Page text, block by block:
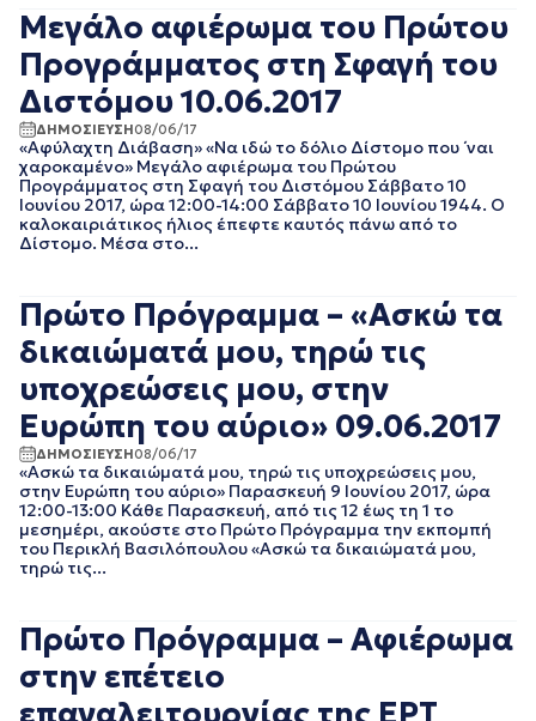
ΑΥΓΟΥΣΤΟΣ 2019
ΙΟΥΛΙΟΣ 2019
ΙΟΥΝΙΟΣ 2019
ΜΑΙΟΣ 2019
ΜΑΡΤΙΟΣ 2019
ΦΕΒΡΟΥΑΡΙΟΣ 2019
ΙΑΝΟΥΑΡΙΟΣ 2019
ΔΕΚΕΜΒΡΙΟΣ 2018
ΑΥΓΟΥΣΤΟΣ 2018
ΙΟΥΛΙΟΣ 2018
ΙΟΥΝΙΟΣ 2018
ΜΑΙΟΣ 2018
ΑΠΡΙΛΙΟΣ 2018
ΜΑΡΤΙΟΣ 2018
ΦΕΒΡΟΥΑΡΙΟΣ 2018
ΙΑΝΟΥΑΡΙΟΣ 2018
ΔΕΚΕΜΒΡΙΟΣ 2017
ΝΟΕΜΒΡΙΟΣ 2017
ΙΟΥΛΙΟΣ 2017
ΙΟΥΝΙΟΣ 2017
ΜΑΙΟΣ 2017
Μεγάλο αφιέρωμα του Πρώτου
Προγράμματος στη Σφαγή του
Διστόμου 10.06.2017
ΔΗΜΟΣΙΕΥΣΗ08/06/17
«Αφύλαχτη Διάβαση» «Να ιδώ το δόλιο Δίστομο που ΄ναι
χαροκαμένο» Μεγάλο αφιέρωμα του Πρώτου
Προγράμματος στη Σφαγή του Διστόμου Σάββατο 10
Ιουνίου 2017, ώρα 12:00-14:00 Σάββατο 10 Ιουνίου 1944. Ο
καλοκαιριάτικος ήλιος έπεφτε καυτός πάνω από το
Δίστομο. Μέσα στο...
Πρώτο Πρόγραμμα – «Ασκώ τα
δικαιώματά μου, τηρώ τις
υποχρεώσεις μου, στην
Ευρώπη του αύριο» 09.06.2017
ΔΗΜΟΣΙΕΥΣΗ08/06/17
«Ασκώ τα δικαιώματά μου, τηρώ τις υποχρεώσεις μου,
στην Ευρώπη του αύριο» Παρασκευή 9 Ιουνίου 2017, ώρα
12:00-13:00 Κάθε Παρασκευή, από τις 12 έως τη 1 το
μεσημέρι, ακούστε στο Πρώτο Πρόγραμμα την εκπομπή
του Περικλή Βασιλόπουλου «Ασκώ τα δικαιώματά μου,
τηρώ τις...
Πρώτο Πρόγραμμα – Αφιέρωμα
στην επέτειο